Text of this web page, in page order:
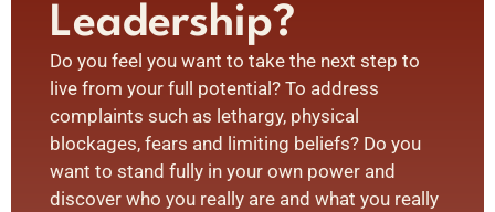
Leadership?
Do you feel you want to take the next step to
live from your full potential? To address
complaints such as lethargy, physical
blockages, fears and limiting beliefs? Do you
want to stand fully in your own power and
discover who you really are and what you really